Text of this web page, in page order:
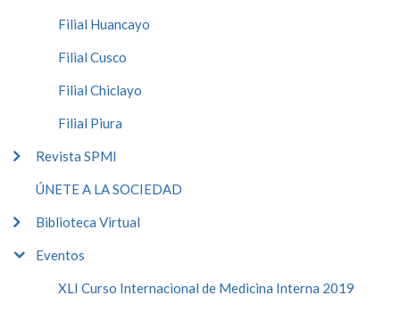
Filial Huancayo
Filial Cusco
Filial Chiclayo
Filial Piura
Revista SPMI
ÚNETE A LA SOCIEDAD
Biblioteca Virtual
Eventos
XLI Curso Internacional de Medicina Interna 2019